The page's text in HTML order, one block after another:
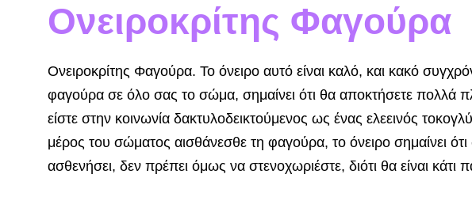
Ονειροκρίτης Φαγούρα
Ονειροκρίτης Φαγούρα. Το όνειρο αυτό είναι καλό, και κακό
φαγούρα σε όλο σας το σώμα, σημαίνει ότι θα αποκτήσετε πολλά
είστε στην κοινωνία δακτυλοδεικτούμενος ως ένας ελεεινός
μέρος του σώματος αισθάνεσθε τη φαγούρα, το όνειρο σημαίνει
ασθενήσει, δεν πρέπει όμως να στενο­χωριέστε, διότι θα είναι κάτι